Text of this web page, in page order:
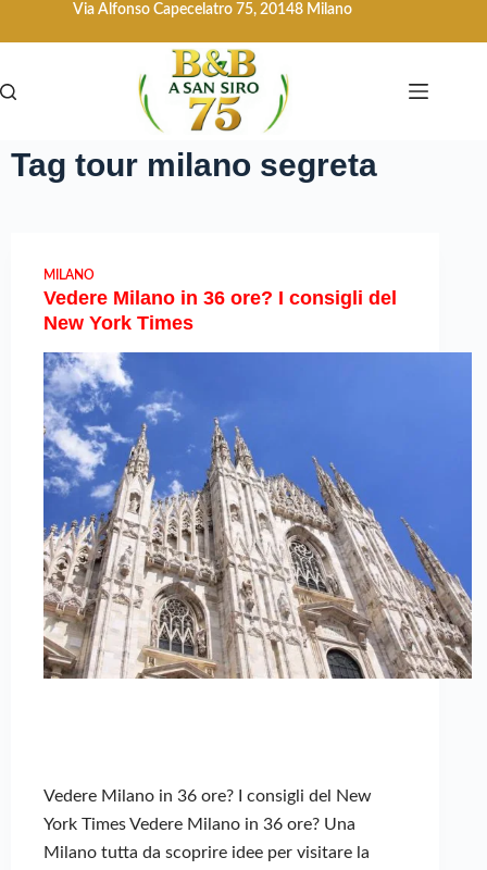
Via Alfonso Capecelatro 75, 20148 Milano
Tag tour milano segreta
MILANO
Vedere Milano in 36 ore? I consigli del
New York Times
Vedere Milano in 36 ore? I consigli del New
York Times Vedere Milano in 36 ore? Una
Milano tutta da scoprire idee per visitare la